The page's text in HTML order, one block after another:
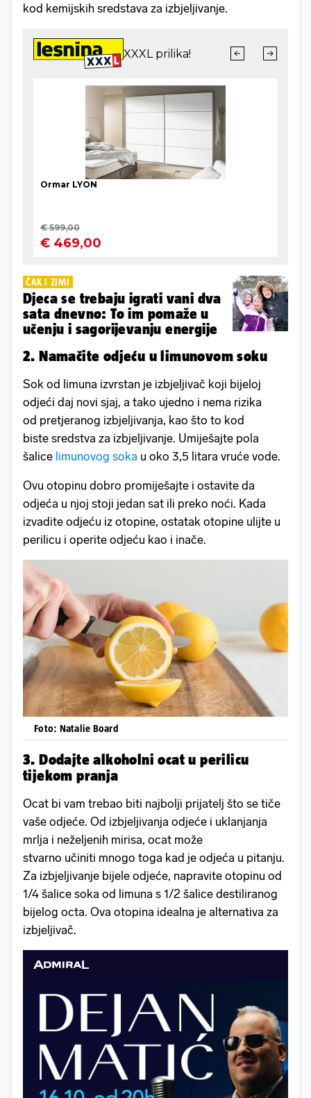
kod kemijskih sredstava za izbjeljivanje.
ČAK I ZIMI
Djeca se trebaju igrati vani dva
sata dnevno: To im pomaže u
učenju i sagorijevanju energije
2. Namačite odjeću u limunovom soku
Sok od limuna izvrstan je izbjeljivač koji bijeloj
odjeći daj novi sjaj, a tako ujedno i nema rizika
od pretjeranog izbjeljivanja, kao što to kod
biste sredstva za izbjeljivanje. Umiješajte pola
šalice limunovog soka u oko 3,5 litara vruće vode.
Ovu otopinu dobro promiješajte i ostavite da
odjeća u njoj stoji jedan sat ili preko noći. Kada
izvadite odjeću iz otopine, ostatak otopine ulijte u
perilicu i operite odjeću kao i inače.
Foto: Natalie Board
3. Dodajte alkoholni ocat u perilicu
tijekom pranja
Ocat bi vam trebao biti najbolji prijatelj što se tiče
vaše odjeće. Od izbjeljivanja odjeće i uklanjanja
mrlja i neželjenih mirisa, ocat može
stvarno učiniti mnogo toga kad je odjeća u pitanju.
Za izbjeljivanje bijele odjeće, napravite otopinu od
1/4 šalice soka od limuna s 1/2 šalice destiliranog
bijelog octa. Ova otopina idealna je alternativa za
izbjeljivač.